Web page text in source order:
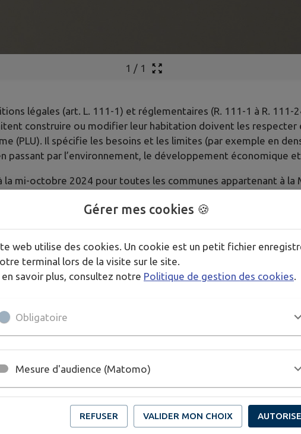
1 / 1
légales (art. L. 111-1) et réglementaires (R. 111-1 à R. 111-
construire ou modifier leur habitation doivent les respecter
(PLU). Il spécifie les besoins et les limites (par exemple en
passant par l’environnement, le développement économique
la mi-octobre 2024 pour toutes les communes appartenant à la
le-plu3-approuve-le-28-juin-2024
?
de l’aspect
visibles de la voie publique ou pas) et toutes créations
trois situations sont à distinguer :
de travaux.
construire.
Sandrine LAFFRA par mail : ou
Gérer mes cookies 🍪
web utilise des cookies. Un cookie est un petit fichier
terminal lors de la visite sur le site.
en savoir plus, consultez notre Politique de gestion des cookies.
Obligatoire
Mesure d'audience (Matomo)
REFUSER VALIDER MON CHOIX